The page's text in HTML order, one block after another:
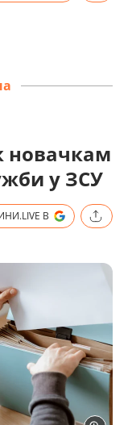
новачкам
у ЗСУ
В